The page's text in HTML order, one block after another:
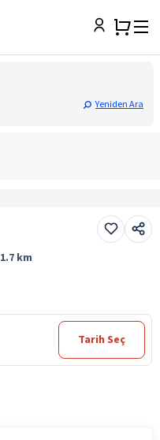
Yeniden Ara
1.7 km
Tarih Seç